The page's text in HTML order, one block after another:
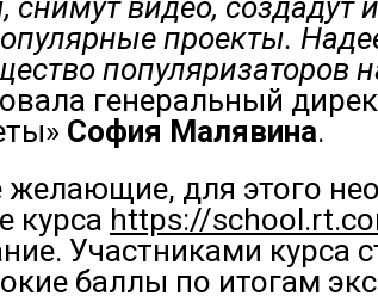
снимут видео, создадут
проекты.
популяризаторов
генеральный
София Малявина.
желающие, для этого
курса https://
Участниками курса
баллы по итогам